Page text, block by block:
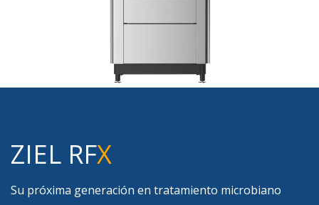
ZIEL RFX
Su próxima generación en tratamiento microbiano